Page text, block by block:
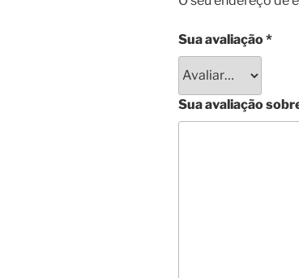
Sua avaliação*
Sua avaliação